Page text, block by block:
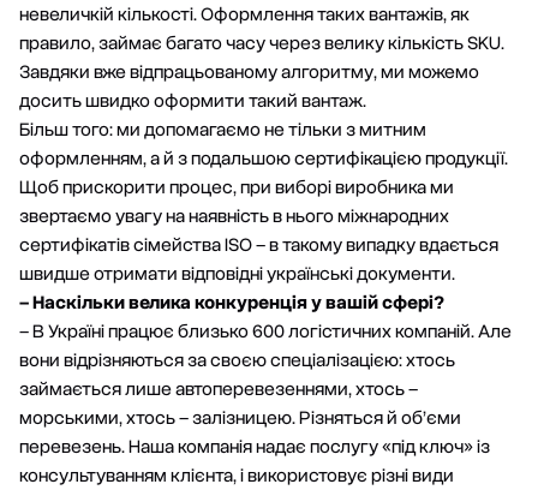
невеличкій кількості. Оформлення таких вантажів, як
правило, займає багато часу через велику кількість SKU.
Завдяки вже відпрацьованому алгоритму, ми можемо
досить швидко оформити такий вантаж.
Більш того: ми допомагаємо не тільки з митним
оформленням, а й з подальшою сертифікацією продукції.
Щоб прискорити процес, при виборі виробника ми
звертаємо увагу на наявність в нього міжнародних
сертифікатів сімейства ISO – в такому випадку вдається
швидше отримати відповідні українські документи.
– Наскільки велика конкуренція у вашій сфері?
– В Україні працює близько 600 логістичних компаній. Але
вони відрізняються за своєю спеціалізацією: хтось
займається лише автоперевезеннями, хтось –
морськими, хтось – залізницею. Різняться й об’єми
перевезень. Наша компанія надає послугу «під ключ» із
консультуванням клієнта, і використовує різні види